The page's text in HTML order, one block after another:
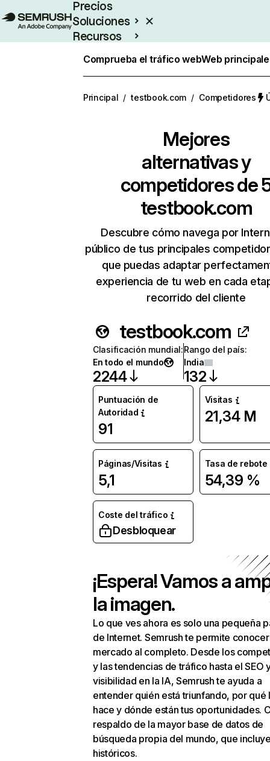
Precios
Soluciones
Recursos
Comprueba el tráfico webWeb
Principal / testbook.com / Competidores
Mejores
alternativas y
competidores de
testbook.com
Descubre cómo navega por
público de tus principales
que puedas adaptar
experiencia de tu web en cada
recorrido del cliente
testbook.com
Clasificación mundial:
En todo el mundo
2244
Rango del país:
India
132
Puntuación de
Autoridad
91
Visitas
21,34 M
Páginas/Visitas
5,1
Tasa de rebote
54,39 %
Coste del tráfico
Desbloquear
¡Espera! Vamos a
la imagen.
Lo que ves ahora es solo una pequeña
de Internet. Semrush te permite
mercado al completo. Desde los
y las tendencias de tráfico hasta el SEO
visibilidad en la IA, Semrush te ayuda a
entender quién está triunfando, por qué
hace y dónde están tus oportunidades.
respaldo de la mayor base de datos de
búsqueda propia del mundo, que
históricos.